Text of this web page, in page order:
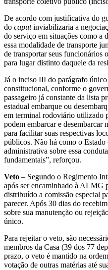
De acordo com justificativa do
do caputinviabilizaria a
do serviço em situações como a
essa modalidade de transporte
de transportar seus funcionários
para lugar distinto daquele da
Já o inciso III do parágrafo
constitucional, conforme o
passageiro já constante da lista
estadual embarque ou
em terminal rodoviário utilizado
podem embarcar e desembarcar
para facilitar suas respectivas
públicos. Não há como o
administrativa sobre essa
fundamentais”, reforçou.
Veto – Segundo o Regimento
após ser encaminhado à ALMG
distribuído a comissão especial
parecer. Após 30 dias do
sobre sua manutenção ou
único.
Para rejeitar o veto, são
membros da Casa (39 dos 77
prazo, o veto é mantido na
votação de outras matérias até